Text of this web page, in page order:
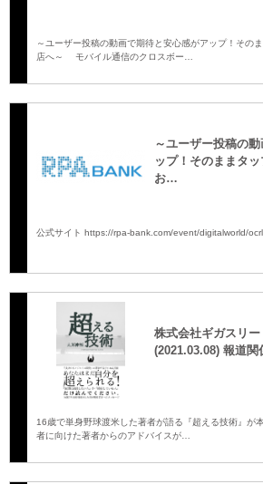
～ユーザー投稿の動画で期待と安心感がアップ！その
店へ～ モバイル通信のクロスボー…
～ユーザー投稿の
ップ！そのままタ
お…
公式サイト https://rpa-bank.com/event/digitalworld/
株式会社ギガスリ
(2021.03.08) 報道
16歳で単身野球渡米した著者が語る『超える技術』が
者に向けた著者からのアドバイスが…